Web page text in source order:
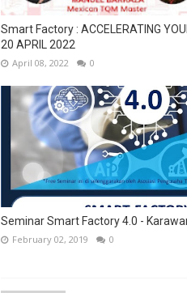
Smart Factory : ACCELERATING
20 APRIL 2022
April 08, 2022 0
Seminar Smart Factory 4.0 -
February 02, 2019 0